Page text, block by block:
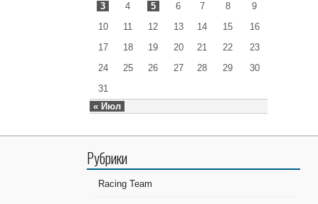
« Июл
3
4 5 6 7 8
9
10
11 12 13 14 15
16
17
18 19 20 21 22
23
24
25 26 27 28 29
30
31
Рубрики
Racing Team